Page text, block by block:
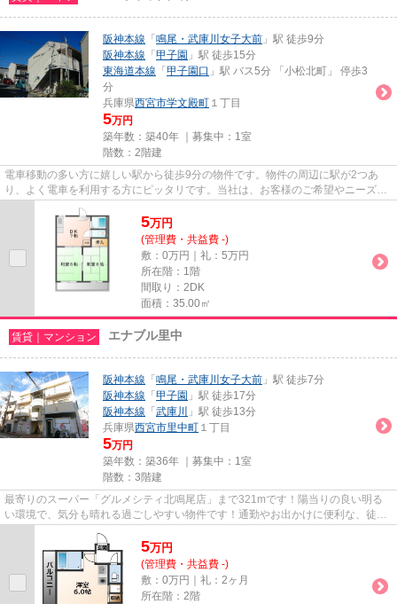
阪神本線 「 鳴尾・武庫川女子大前 」駅 徒歩9分
阪神本線 「 甲子園 」駅 徒歩15分
東海道本線 「 甲子園口 」駅 バス5分 「小松北町」 停歩3
分
兵庫県西宮市学文殿町 １丁目
5万円
築年数：築40年 ｜募集中： 1室
階数：2階建
電車移動の多い方に嬉しい駅から徒歩9分の物件です。物件の周辺に駅が2つあ
り、よく電車を利用する方にピッタリです。当社は、お客様のご希望やニーズに
合わせた物件のご紹介をいたし...
5万円
(管理費・共益費 -)
敷：0万円｜礼：5万円
所在階：1階
間取り：2DK
面積：35.00㎡
賃貸｜マンション エナブル里中
阪神本線 「 鳴尾・武庫川女子大前 」駅 徒歩7分
阪神本線 「 甲子園 」駅 徒歩17分
阪神本線 「 武庫川
」駅 徒歩13分
兵庫県西宮市里中町 １丁目
5万円
築年数：築36年 ｜募集中： 1室
階数：3階建
最寄りのスーパー「グルメシティ北鳴尾店」まで321mです！陽当りの良い明る
い環境で、気分も晴れる過ごしやすい物件です！通勤やお出かけに便利な、徒歩
5万円
(管理費・共益費 -)
敷：0万円｜礼：2ヶ月
所在階：2階